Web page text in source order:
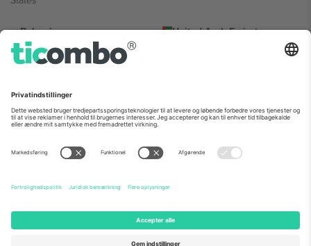
Bulgaria
Regus Sofia City West, bul
Totleben 53-55, 1606 Sofia,
United Arab Emirates
UAE Dubai Silicon Oasis, DDP
Mexico
Av Chapultepec 360, Roma
Norte, Cuauhtémoc, 06700
Ciudad de México, CDMX,
sted, begivenhed og/eller domæne. For detaljer se den specifikke
begivenhedsside, tryk og vilkår.,Virksomhed
Ticombo. Alle rettigheder forbeholdes.